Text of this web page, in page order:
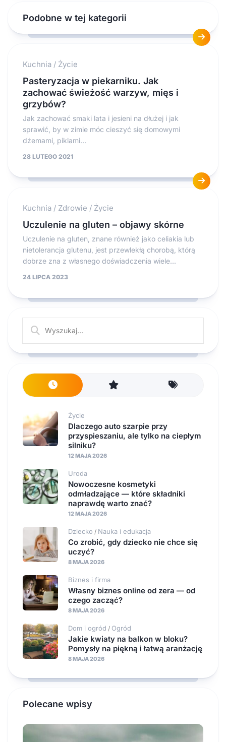
Podobne w tej kategorii
Kuchnia / Życie
Pasteryzacja w piekarniku. Jak
zachować świeżość warzyw, mięs i
grzybów?
Jak zachować smaki lata i jesieni na dłużej i jak
sprawić, by w zimie móc cieszyć się domowymi
dżemami, piklami...
28 LUTEGO 2021
Kuchnia / Zdrowie / Życie
Uczulenie na gluten – objawy skórne
Uczulenie na gluten, znane również jako celiakia lub
nietolerancja glutenu, jest przewlekłą chorobą, którą
dobrze zna z własnego doświadczenia wiele...
24 LIPCA 2023
Życie
Dlaczego auto szarpie przy
przyspieszaniu, ale tylko na ciepłym
silniku?
12 MAJA 2026
Uroda
Nowoczesne kosmetyki
odmładzające — które składniki
naprawdę warto znać?
12 MAJA 2026
Dziecko / Nauka i edukacja
Co zrobić, gdy dziecko nie chce się
uczyć?
8 MAJA 2026
Biznes i firma
Własny biznes online od zera — od
czego zacząć?
8 MAJA 2026
Dom i ogród / Ogród
Jakie kwiaty na balkon w bloku?
Pomysły na piękną i łatwą aranżację
8 MAJA 2026
Polecane wpisy